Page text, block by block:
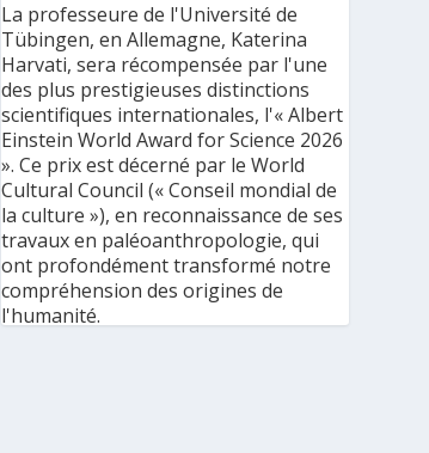
La professeure de l'Université de
Tübingen, en Allemagne, Katerina
Harvati, sera récompensée par l'une
des plus prestigieuses distinctions
scientifiques internationales, l'« Albert
Einstein World Award for Science 2026
». Ce prix est décerné par le World
Cultural Council (« Conseil mondial de
la culture »), en reconnaissance de ses
travaux en paléoanthropologie, qui
ont profondément transformé notre
compréhension des origines de
l'humanité.